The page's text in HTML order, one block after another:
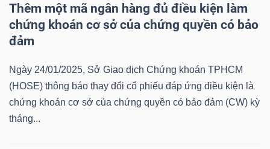
Thêm một mã ngân hàng đủ điều kiện làm
chứng khoán cơ sở của chứng quyền có bảo
đảm
Ngày 24/01/2025, Sở Giao dịch Chứng khoán TPHCM
(HOSE) thông báo thay đổi cổ phiếu đáp ứng điều kiện là
chứng khoán cơ sở của chứng quyền có bảo đảm (CW) kỳ
tháng...
Tất cả Người nội bộ Người liên quan Cổ đông lớn
Tin
(-)
Bài